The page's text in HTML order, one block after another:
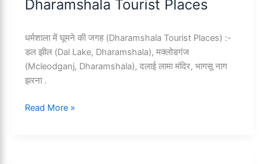
Tourist
Places
Dharamshala Tourist Places
धर्मशाला में घूमने की जगह (Dharamshala Tourist Places) :-
डल झील (Dal Lake, Dharamshala), मक्लोडगंज
(Mcleodganj, Dharamshala), दलाई लामा मंदिर, भागसू नाग
झरना .
10+
Read More »